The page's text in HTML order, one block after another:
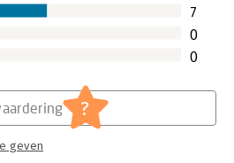
7
0
0
?
geven